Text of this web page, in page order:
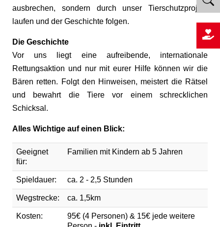
ausbrechen, sondern durch unser Tierschutzprojekt
laufen und der Geschichte folgen.
Die Geschichte
Vor uns liegt eine aufreibende, internationale
Rettungsaktion und nur mit eurer Hilfe können wir die
Bären retten. Folgt den Hinweisen, meistert die Rätsel
und bewahrt die Tiere vor einem schrecklichen
Schicksal.
Alles Wichtige auf einen Blick:
Geeignet
für­:
Familien mit Kindern ab 5 Jahren
Spieldauer: ca. 2 - 2,5 Stunden
Wegstrecke: ca. 1,5km
Kosten:
95€ (4 Personen) & 15€ jede weitere